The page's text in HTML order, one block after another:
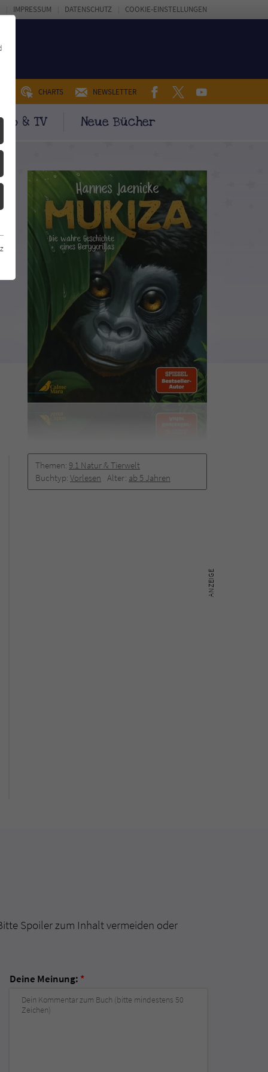
CHARTS NEWSLETTER FACEBOOKTWITTERYOUTUBE
& TV Neue Bücher
IMPRESSUM DATENSCHUTZ COOKIE-EINSTELLUNGEN
Themen: 9.1 Natur & Tierwelt
Buchtyp: Vorlesen Alter: ab 5 Jahren
Spoiler zum Inhalt vermeiden oder
Deine Meinung: *